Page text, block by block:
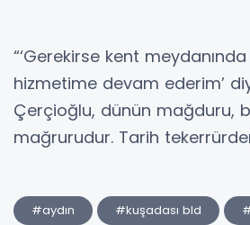
“‘Gerekirse kent
hizmetime devam ederim’
Çerçioğlu, dünün mağduru,
mağrurudur. Tarih
#aydın #kuşadası bld